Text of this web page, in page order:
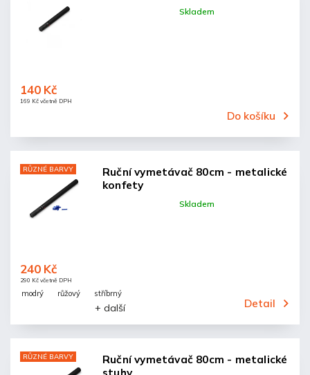
Skladem
169 Kč včetně DPH
140 Kč
Do košíku
RŮZNÉ BARVY
Ruční vymetávač 80cm - metalické
konfety
Skladem
290 Kč včetně DPH
240 Kč
Detail
modrý růžový stříbrný
+ další
RŮZNÉ BARVY
Ruční vymetávač 80cm - metalické
stuhy